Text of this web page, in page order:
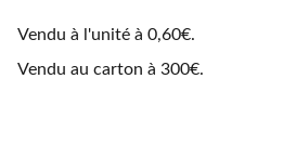
Vendu à l'unité à 0,60€.
Vendu au carton à 300€.